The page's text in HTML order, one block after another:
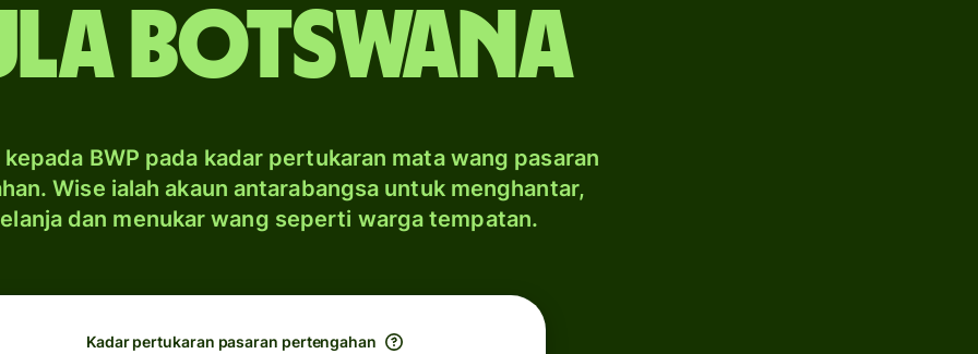
Botswana
kepada BWP pada kadar pertukaran mata wang pasaran
Wise ialah akaun antarabangsa untuk menghantar,
dan menukar wang seperti warga tempatan.
Kadar pertukaran pasaran pertengahan